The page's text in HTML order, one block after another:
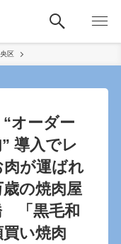
区
オーダー
導入でレ
が運ばれ
の焼肉屋
「黒毛和
い焼肉